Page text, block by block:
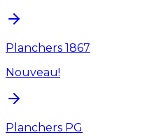
Planchers 1867
Nouveau!
Planchers PG